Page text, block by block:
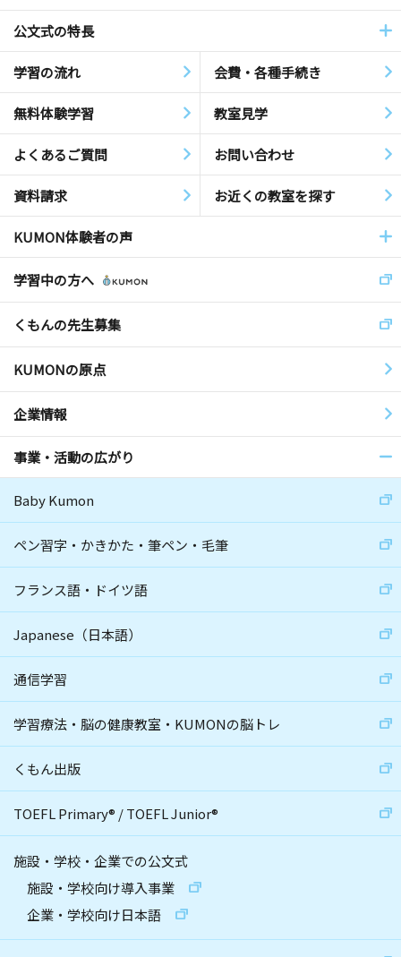
公文式の特長
学習の流れ 会費・各種手続き
無料体験学習 教室見学
よくあるご質問 お問い合わせ
資料請求 お近くの教室を探す
KUMON体験者の声
学習中の方へ
くもんの先生募集
KUMONの原点
企業情報
事業・活動の広がり
Baby Kumon
ペン習字・かきかた・筆ペン・毛筆
フランス語・ドイツ語
Japanese（日本語）
通信学習
学習療法・脳の健康教室・KUMONの脳トレ
くもん出版
TOEFL Primary® /TOEFL Junior®
施設・学校・企業での公文式
施設・学校向け導入事業
企業・学校向け日本語